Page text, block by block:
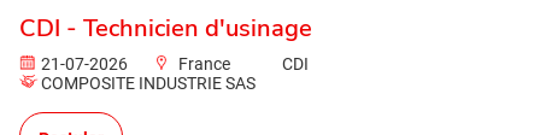
CDI - Technicien d'usinage
21-07-2026 France
CDI
COMPOSITE INDUSTRIE SAS